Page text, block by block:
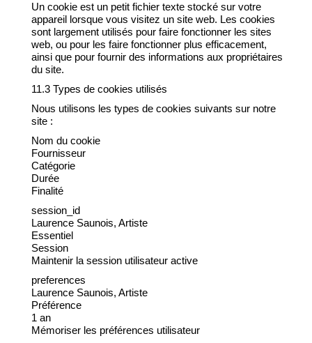
Un cookie est un petit fichier texte stocké sur votre
appareil lorsque vous visitez un site web. Les cookies
sont largement utilisés pour faire fonctionner les sites
web, ou pour les faire fonctionner plus efficacement,
ainsi que pour fournir des informations aux propriétaires
du site.
11.3 Types de cookies utilisés
Nous utilisons les types de cookies suivants sur notre
site :
Nom du cookie
Fournisseur
Catégorie
Durée
Finalité
session_id
Laurence Saunois, Artiste
Essentiel
Session
Maintenir la session utilisateur active
preferences
Laurence Saunois, Artiste
Préférence
1 an
Mémoriser les préférences utilisateur